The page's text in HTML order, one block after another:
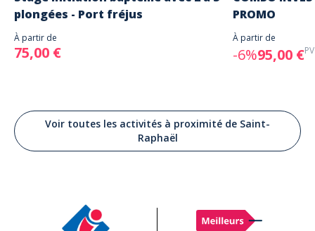
plongées - Port fréjus
À partir de
75,00 €
PROMO
À partir de
-6%95,00 €
Voir toutes les activités à proximité de Saint-
Raphaël